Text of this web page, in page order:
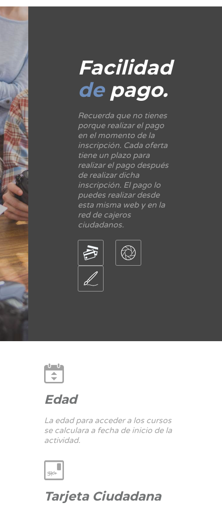
Facilidad
de pago.
Recuerda que no tienes
porque realizar el pago
en el momento de la
inscripción. Cada oferta
tiene un plazo para
realizar el pago después
de realizar dicha
inscripción. El pago lo
puedes realizar desde
esta misma web y en la
red de cajeros
ciudadanos.
Edad
La edad para acceder a los cursos
se calculara a fecha de inicio de la
actividad.
Tarjeta Ciudadana